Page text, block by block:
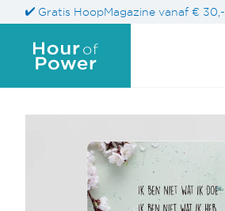
Gratis HoopMagazine vanaf € 30,-